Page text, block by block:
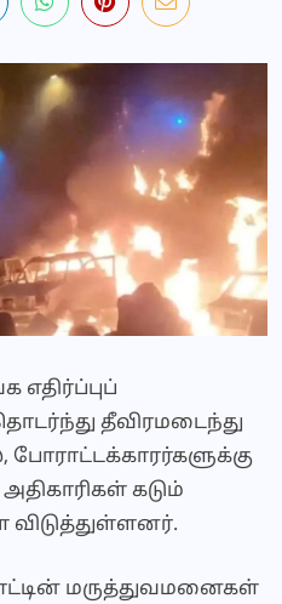
எதிர்ப்புப்
தீவிரமடைந்து
போராட்டக்காரர்களுக்கு
கடும்
மருத்துவமனைகள்